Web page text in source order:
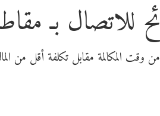
للاتصال بـ